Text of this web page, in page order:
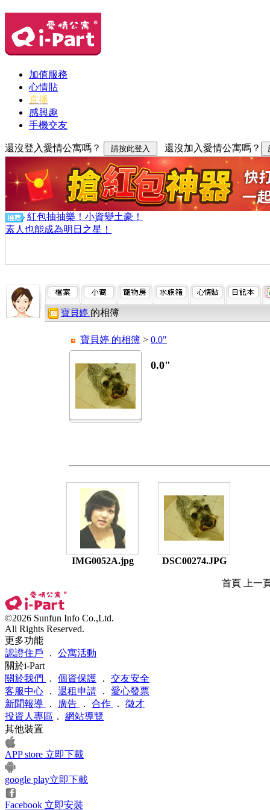
加值服務
心情貼
直播
感興趣
手機交友
還沒登入愛情公寓嗎？ 還沒加入愛情公寓嗎？
紅包抽抽樂！小資變土豪！
素人也能成為明日之星！
寶貝婷 的相簿
寶貝婷 的相簿 > 0.0"
0.0"
IMG0052A.jpg DSC00274.JPG
首頁 上一
©2026 Sunfun Info Co.,Ltd.
All Rights Reserved.
更多功能
認證住戶 ． 公寓活動
關於i-Part
關於我們
． 個資保護 ． 交友安全
客服中心 ． 退租申請 ． 愛心發票
新聞報導
． 廣告 ． 合作 ． 徵才
投資人專區 ． 網站導覽
其他裝置
APP store 立即下載
google play立即下載
Facebook 立即安裝